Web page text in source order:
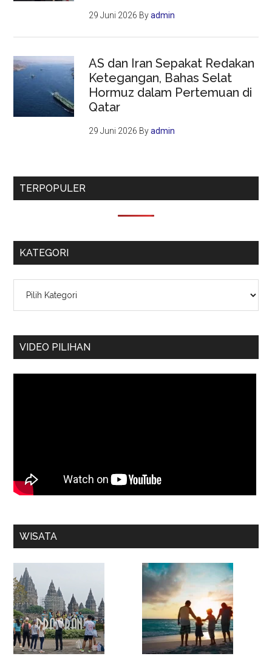
29 Juni 2026 Byadmin
AS dan Iran Sepakat Redakan
Ketegangan, Bahas Selat
Hormuz dalam Pertemuan di
Qatar
29 Juni 2026 Byadmin
TERPOPULER
KATEGORI
VIDEO PILIHAN
WISATA